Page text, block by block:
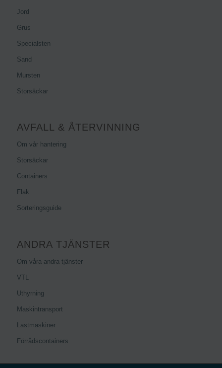
Jord
Grus
Specialsten
Sand
Mursten
Storsäckar
AVFALL & ÅTERVINNING
Om vår hantering
Storsäckar
Containers
Flak
Sorteringsguide
ANDRA TJÄNSTER
Om våra andra tjänster
VTL
Uthyrning
Maskintransport
Lastmaskiner
Förrådscontainers